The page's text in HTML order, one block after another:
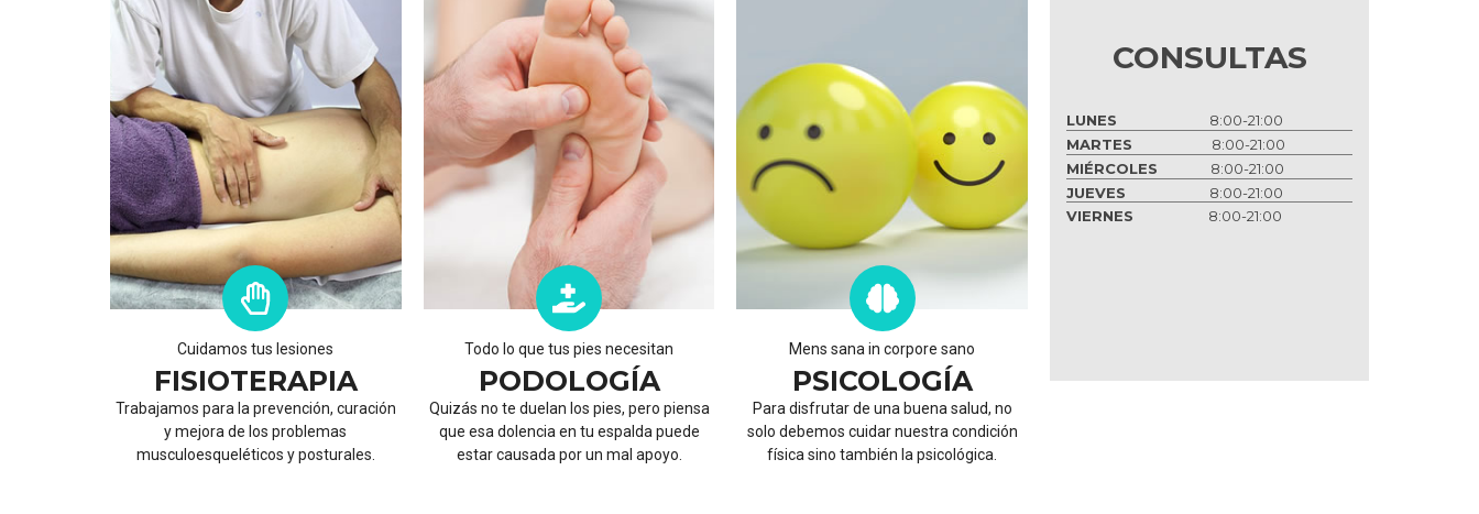
Cuidamos tus lesiones
FISIOTERAPIA
Trabajamos para la prevención, curación
y mejora de los problemas
musculoesqueléticos y posturales.
Todo lo que tus pies necesitan
PODOLOGÍA
Quizás no te duelan los pies, pero piensa
que esa dolencia en tu espalda puede
estar causada por un mal apoyo.
Mens sana in corpore sano
PSICOLOGÍA
Para disfrutar de una buena salud, no
solo debemos cuidar nuestra condición
física sino también la psicológica.
CONSULTAS
LUNES 8:00-21:00
MARTES 8:00-21:00
MIÉRCOLES 8:00-21:00
JUEVES 8:00-21:00
VIERNES 8:00-21:00